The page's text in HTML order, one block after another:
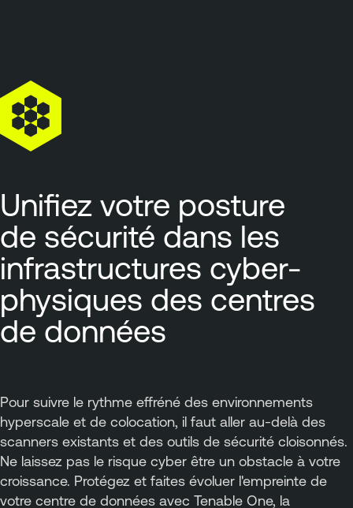
Unifiez votre posture
de sécurité dans les
infrastructures cyber-
physiques des centres
de données
Pour suivre le rythme effréné des environnements
hyperscale et de colocation, il faut aller au-delà des
scanners existants et des outils de sécurité cloisonnés.
Ne laissez pas le risque cyber être un obstacle à votre
croissance. Protégez et faites évoluer l'empreinte de
votre centre de données avec Tenable One, la